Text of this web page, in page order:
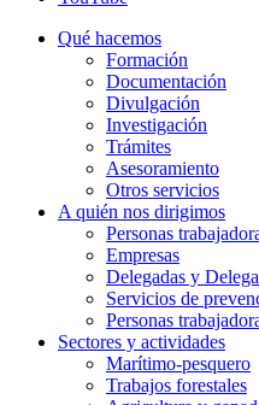
Qué hacemos
Formación
Documentación
Divulgación
Investigación
Trámites
Asesoramiento
Otros servicios
A quién nos dirigimos
Personas
Empresas
Delegadas y
Servicios de
Personas
Sectores y actividades
Marítimo-pesquero
Trabajos forestales